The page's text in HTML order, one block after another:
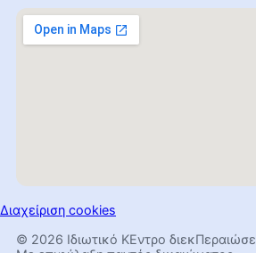
Διαχείριση cookies
© 2026 Ιδιωτικό ΚΕντρο